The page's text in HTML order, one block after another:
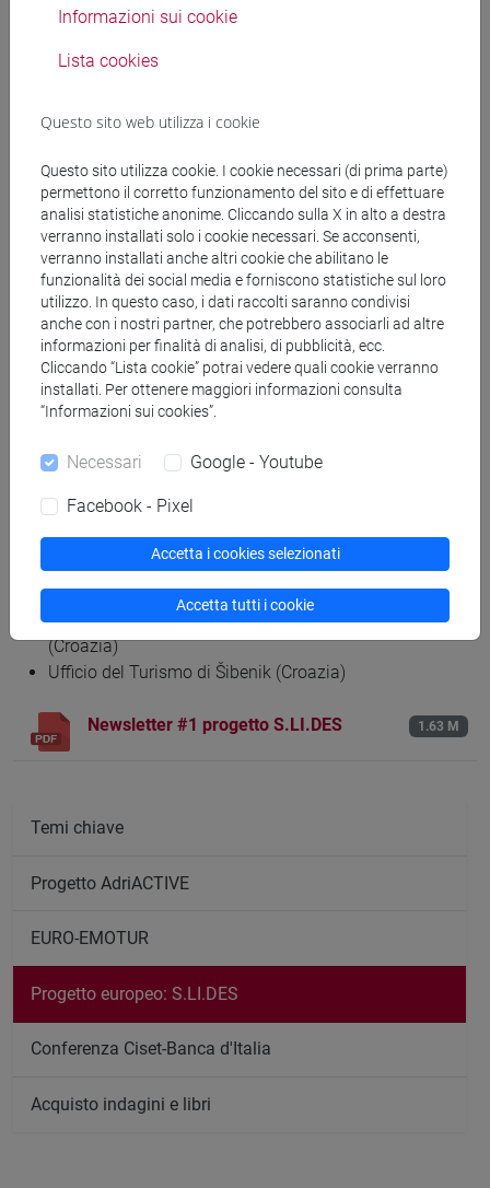
idnciatori e dashboard sono stati resi disponibili alle città
Partenariato
Coordinatore
Università Ca' Foscari Venezia (Dipartimento di
Management)
Partners:
Ciset - Centro Internazionale di studi sull'economia
turistica (Italia)
Città di Venezia (Italia)
Ecipa - Ente Confederale di Istruzione Professionale per
S.I.PRO.- Agenzia di Sviluppo Ferrara (Italia)
Università di Bologna - Centro Studi Avanzati sul
Turismo (Italia)
Istituto per il Turismo (Croazia)
Craft College (Croazia)
DURA - Agenzia di Sviluppo della Città di Dubrovnik
(Croazia)
Ufficio del Turismo di Šibenik (Croazia)
Newsletter #1 progetto S.LI.DES 1.63 M
Temi chiave
Progetto AdriACTIVE
EURO-EMOTUR
Progetto europeo: S.LI.DES
Conferenza Ciset-Banca d'Italia
Acquisto indagini e libri
Informazioni sui cookie
Lista cookies
Questo sito web utilizza i cookie
Questo sito utilizza cookie. I cookie necessari (di prima parte)
permettono il corretto funzionamento del sito e di effettuare
analisi statistiche anonime. Cliccando sulla X in alto a destra
verranno installati solo i cookie necessari. Se acconsenti,
verranno installati anche altri cookie che abilitano le
funzionalità dei social media e forniscono statistiche sul loro
utilizzo. In questo caso, i dati raccolti saranno condivisi
anche con i nostri partner, che potrebbero associarli ad altre
informazioni per finalità di analisi, di pubblicità, ecc.
Cliccando “Lista cookie” potrai vedere quali cookie verranno
installati. Per ottenere maggiori informazioni consulta
“Informazioni sui cookies”.
Necessari Google - Youtube
Facebook - Pixel
Accetta i cookies selezionati
Accetta tutti i cookie